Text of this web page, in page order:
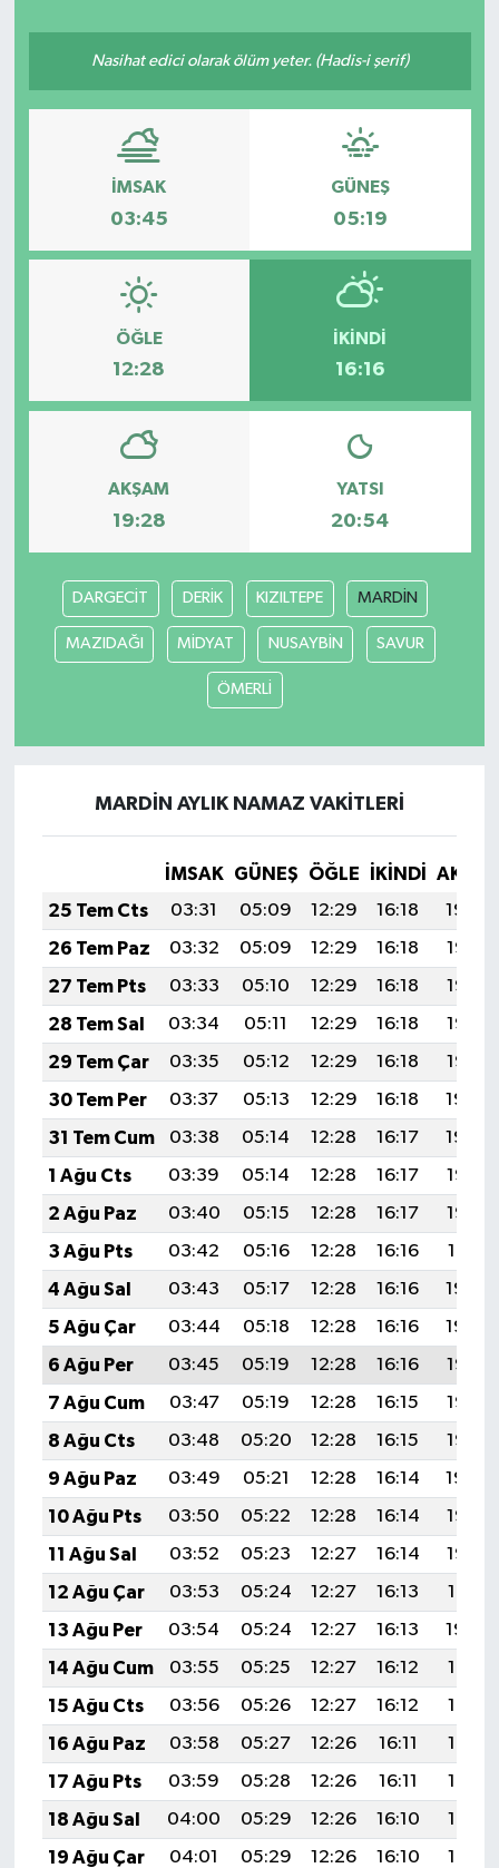
Nasihat edici olarak ölüm yeter. (Hadis-i şerif)
İMSAK
03:45
GÜNEŞ
05:19
ÖĞLE
12:28
İKINDI
16:16
AKŞAM
19:28
YATSI
20:54
DARGECİT DERİK KIZILTEPE MARDİN
MAZIDAĞI MİDYAT NUSAYBİN SAVUR
ÖMERLİ
MARDİN AYLIK NAMAZ VAKITLERI
İMSAK GÜNEŞ ÖĞLE İKINDI
25 Tem Cts
03:31 05:09 12:29 16:18
19:39
26 Tem Paz
03:32 05:09 12:29 16:18
19:38
27 Tem Pts
03:33 05:10 12:29 16:18
19:37
28 Tem Sal
03:34 05:11 12:29 16:18
19:36
29 Tem Çar
03:35 05:12 12:29 16:18
19:35
30 Tem Per
03:37 05:13 12:29 16:18
19:34
31 Tem Cum
03:38 05:14 12:28 16:17
19:34
1 Ağu Cts
03:39 05:14 12:28 16:17
19:33
2 Ağu Paz
03:40 05:15 12:28 16:17
19:32
3 Ağu Pts
03:42 05:16 12:28 16:16
19:31
4 Ağu Sal
03:43 05:17 12:28 16:16
19:30
5 Ağu Çar
03:44 05:18 12:28 16:16
19:29
6 Ağu Per
03:45 05:19 12:28 16:16
19:28
7 Ağu Cum
03:47 05:19 12:28 16:15
19:27
8 Ağu Cts
03:48 05:20 12:28 16:15
19:25
9 Ağu Paz
03:49 05:21 12:28 16:14
19:24
10 Ağu Pts
03:50 05:22 12:28 16:14
19:23
11 Ağu Sal
03:52 05:23 12:27 16:14
19:22
12 Ağu Çar
03:53 05:24 12:27 16:13
19:21
13 Ağu Per
03:54 05:24 12:27 16:13
19:20
14 Ağu Cum
03:55 05:25 12:27 16:12
19:18
15 Ağu Cts
03:56 05:26 12:27 16:12
19:17
16 Ağu Paz
03:58 05:27 12:26 16:11
19:16
17 Ağu Pts
03:59 05:28 12:26 16:11
19:15
18 Ağu Sal
04:00 05:29 12:26 16:10
19:13
19 Ağu Çar
04:01 05:29 12:26 16:10
19:12